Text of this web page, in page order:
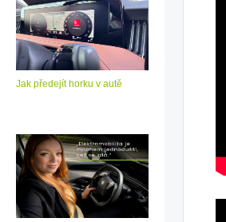
Jak předejít horku v autě